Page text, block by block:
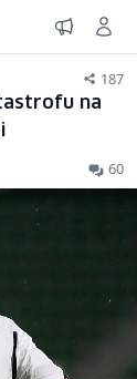
187
na
60